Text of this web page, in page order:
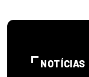
NOTÍCIAS